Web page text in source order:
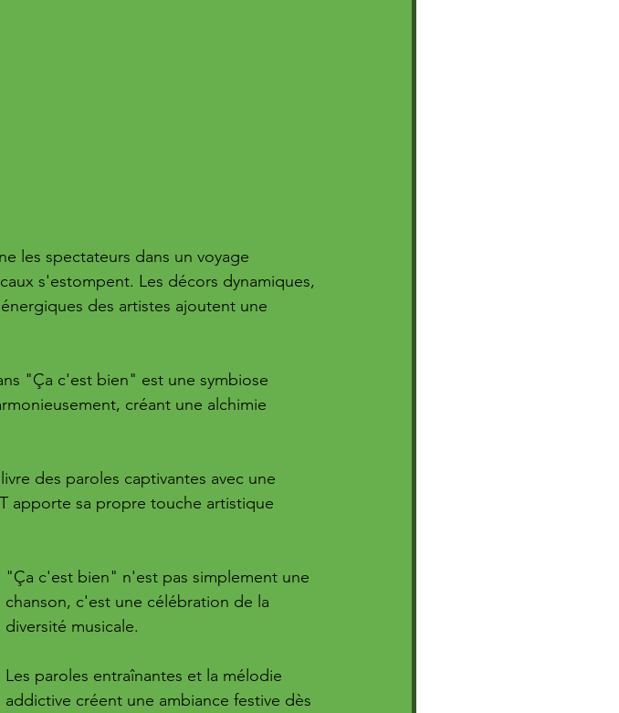
les spectateurs dans un voyage
s'estompent. Les décors dynamiques,
des artistes ajoutent une
"Ça c'est bien" est une symbiose
créant une alchimie
des paroles captivantes avec une
apporte sa propre touche artistique
"Ça c'est bien" n'est pas simplement une
chanson, c'est une célébration de la
diversité musicale.
Les paroles entraînantes et la mélodie
addictive créent une ambiance festive dès